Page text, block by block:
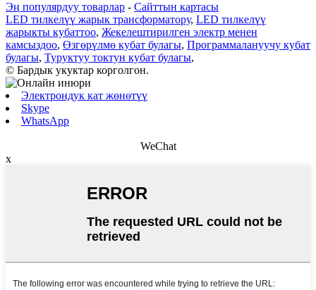
Эң популярдуу товарлар - Сайттын картасы
LED тилкелүү жарык трансформатору, LED тилкелүү
жарыкты кубаттоо, Жекелештирилген электр менен
камсыздоо, Өзгөрүлмө кубат булагы, Программалануучу кубат
булагы, Туруктуу токтун кубат булагы,
© Бардык укуктар корголгон.
Электрондук кат жөнөтүү
Skype
WhatsApp
WeChat
x